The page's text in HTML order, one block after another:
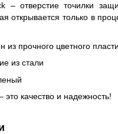
– отверстие точилки
открывается только в
из прочного цветного
из стали
это качество и надежность!